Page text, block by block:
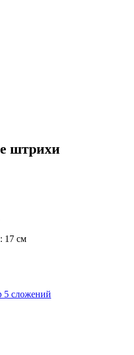
штрихи
17 см
5 сложений